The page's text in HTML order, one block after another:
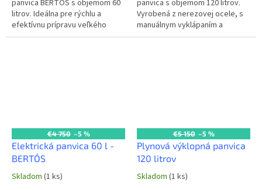
panvica BERTOS s objemom 60
litrov. Ideálna pre rýchlu a
efektívnu prípravu veľkého
množstva jedál v komerčných
panvica s objemom 120 litrov.
Vyrobená z nerezovej ocele, s
manuálnym vyklápaním a
napúšťacou batériou. Výkon 18
€4 750 –5 %
Elektrická panvica 60 l -
BERTO´S
Skladom (1 ks)
€5 150 –5 %
Plynová výklopná panvica
120 litrov
Skladom (1 ks)